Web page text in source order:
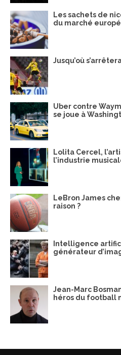
Les sachets de
du marché
Jusqu’où
Uber contre
se joue à
Lolita Cercel,
l’industrie
LeBron James
raison ?
Intelligence
générateur
Jean-Marc
héros du football